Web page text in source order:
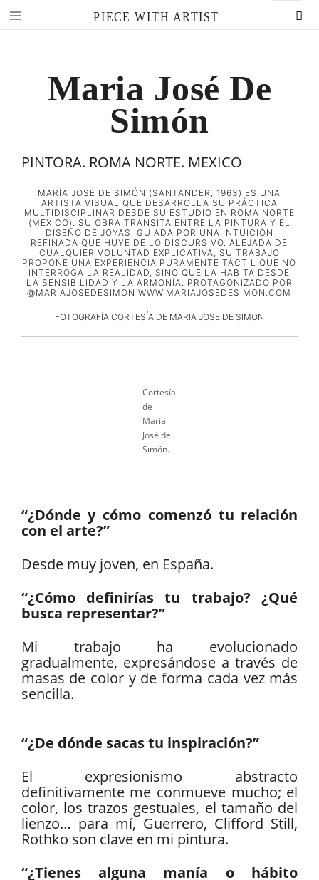
Skip
PIECE WITH ARTIST
Maria José De
Simón
PINTORA. ROMA NORTE. MEXICO
MARÍA JOSÉ DE SIMÓN (SANTANDER, 1963) ES UNA
ARTISTA VISUAL QUE DESARROLLA SU PRÁCTICA
MULTIDISCIPLINAR DESDE SU ESTUDIO EN ROMA NORTE
(MEXICO). SU OBRA TRANSITA ENTRE LA PINTURA Y EL
DISEÑO DE JOYAS, GUIADA POR UNA INTUICIÓN
REFINADA QUE HUYE DE LO DISCURSIVO. ALEJADA DE
CUALQUIER VOLUNTAD EXPLICATIVA, SU TRABAJO
PROPONE UNA EXPERIENCIA PURAMENTE TÁCTIL QUE NO
INTERROGA LA REALIDAD, SINO QUE LA HABITA DESDE
LA SENSIBILIDAD Y LA ARMONÍA. PROTAGONIZADO POR
@MARIAJOSEDESIMON WWW.MARIAJOSEDESIMON.COM
FOTOGRAFÍA CORTESÍA DE MARIA JOSE DE SIMON
Cortesía
de
María
José de
Simón.
“¿Dónde y cómo comenzó tu relación
con el arte?”
Desde muy joven, en España.
“¿Cómo definirías tu trabajo? ¿Qué
busca representar?”
Mi trabajo ha evolucionado
gradualmente, expresándose a través de
masas de color y de forma cada vez más
sencilla.
“¿De dónde sacas tu inspiración?”
El expresionismo abstracto
definitivamente me conmueve mucho; el
color, los trazos gestuales, el tamaño del
lienzo… para mí, Guerrero, Clifford Still,
Rothko son clave en mi pintura.
“¿Tienes alguna manía o hábito